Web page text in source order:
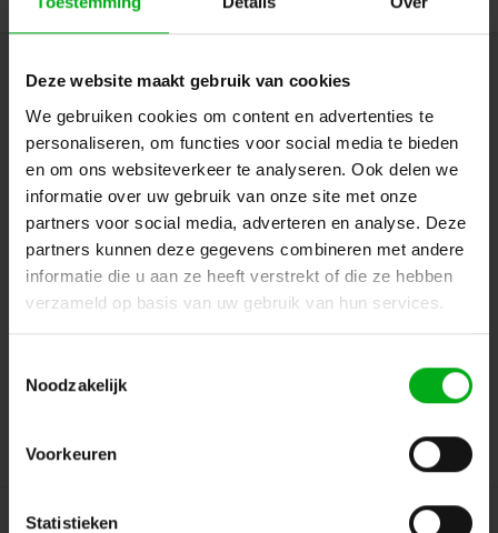
Deze website maakt gebruik van cookies
We gebruiken cookies om content en advertenties te
personaliseren, om functies voor social media te bieden
en om ons websiteverkeer te analyseren. Ook delen we
informatie over uw gebruik van onze site met onze
partners voor social media, adverteren en analyse. Deze
partners kunnen deze gegevens combineren met andere
informatie die u aan ze heeft verstrekt of die ze hebben
verzameld op basis van uw gebruik van hun services.
Noodzakelijk
Voorkeuren
Statistieken
Contact
Nieuwsbrief
Ontvang de laatste updates, nieuws en aanbiedingen via email
Volg ons
Klantenservice